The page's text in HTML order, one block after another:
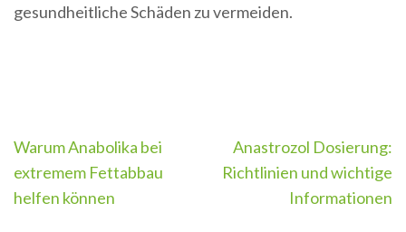
gesundheitliche Schäden zu vermeiden.
Post
navigation
Warum Anabolika bei
extremem Fettabbau
helfen können
Anastrozol Dosierung:
Richtlinien und wichtige
Informationen